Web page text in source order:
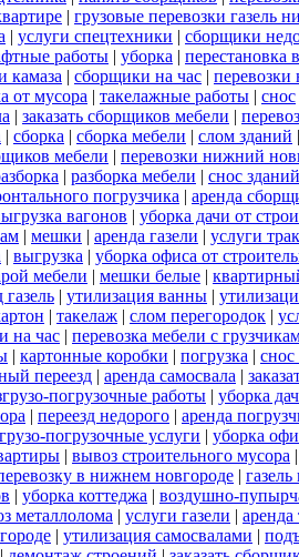
| грузовые перевозки газель
| услуги спецтехники | сборщики
работы | уборка | перестановка
камаза | сборщики на час | перевозки
от мусора | такелажные работы | снос
| заказать сборщиков мебели |
| сборка | сборка мебели | слом зданий
мебели | перевозки нижний
| разборка мебели | снос зданий
погрузчика | аренда
вагонов | уборка дачи от
| мешки | аренда газели | услуги
| выгрузка | уборка офиса от
мебели | мешки белые |
| утилизация ванны |
| такелаж | слом перегородок |
на час | перевозка мебели с
| картонные коробки | погрузка | снос
переезд | аренда самосвала |
погрузочные работы | уборка
| переезд недорого | аренда
погрузочные услуги | уборка
| вывоз строительного мусора
в нижнем новгороде |
| уборка коттеджа | воздушно-
металлолома | услуги газели | аренда
| утилизация самосвалами |